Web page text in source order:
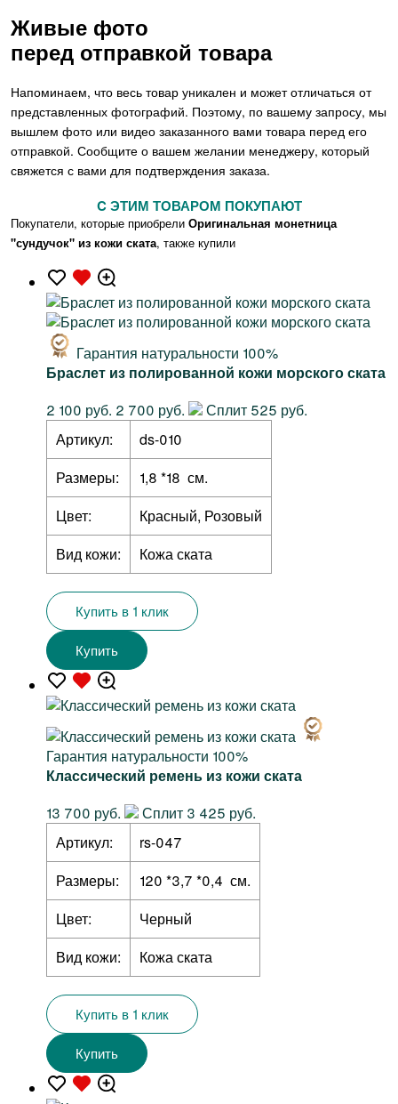
Живые фото
перед отправкой товара
Напоминаем, что весь товар уникален и может отличаться от
представленных фотографий. Поэтому, по вашему запросу, мы
вышлем фото или видео заказанного вами товара перед его
отправкой. Сообщите о вашем желании менеджеру, который
свяжется с вами для подтверждения заказа.
C ЭТИМ ТОВАРОМ ПОКУПАЮТ
Покупатели, которые приобрели Оригинальная монетница
"сундучок" из кожи ската, также купили
Гарантия натуральности 100%
Браслет из полированной кожи морского ската
2 100 руб. 2 700 руб.
Сплит 525 руб.
Артикул:
ds-010
Размеры:
1,8 *18 см.
Цвет:
Красный, Розовый
Вид кожи:
Кожа ската
Купить в 1 клик
Купить
Гарантия натуральности 100%
Классический ремень из кожи ската
13 700 руб.
Сплит 3 425 руб.
Артикул:
rs-047
Размеры:
120 *3,7 *0,4 см.
Цвет:
Черный
Вид кожи:
Кожа ската
Купить в 1 клик
Купить